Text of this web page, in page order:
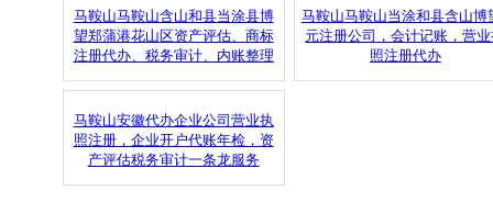
马鞍山马鞍山含山和县当涂县博
望郑蒲港花山区资产评估、商标
注册代办、税务审计、内账整理
马鞍山马鞍山当涂和县含山博
元注册公司，会计记账，营
照注册代办
马鞍山安徽代办企业公司营业执
照注册，企业开户代账年检，资
产评估税务审计一条龙服务